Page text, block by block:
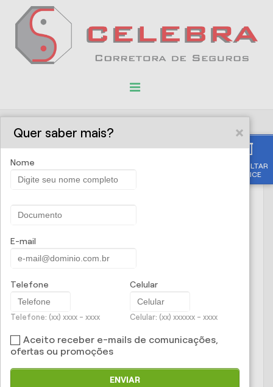
CONSULTAR
APÓLICE
Solicite uma proposta
Nome
E-mail
Quer saber mais?
Nome
E-mail
Telefone
Telefone: (xx) xxxx - xxxx
Celular
Celular: (xx) xxxxxx - xxxx
Aceito receber e-mails de comunicações,
ofertas ou promoções
ENVIAR